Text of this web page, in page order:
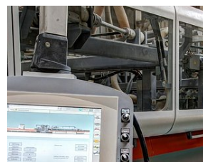
edukacyjnych w branży ceramiczne...